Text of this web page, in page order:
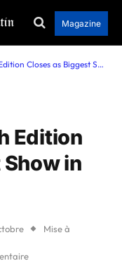
Magazine
as Biggest Show in Las Vegas
Edition
in
Mise à